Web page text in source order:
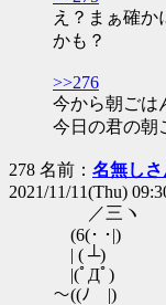
え？まぁ確
かも？
>>276
今から朝ごは
今日の君の朝
278 名前： 名無しさ
2021/11/11(Thu)
／三ヽ
(6(･ ･|)
| ( ┴)
|(ﾟД
～((ﾉ |)